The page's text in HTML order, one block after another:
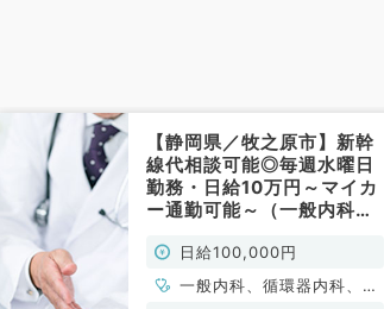
【静岡県／牧之原市】新幹
線代相談可能◎毎週水曜日
勤務・日給10万円～マイカ
ー通勤可能～（一般内科／
日給100,000円
一般内科、循環器内科、呼